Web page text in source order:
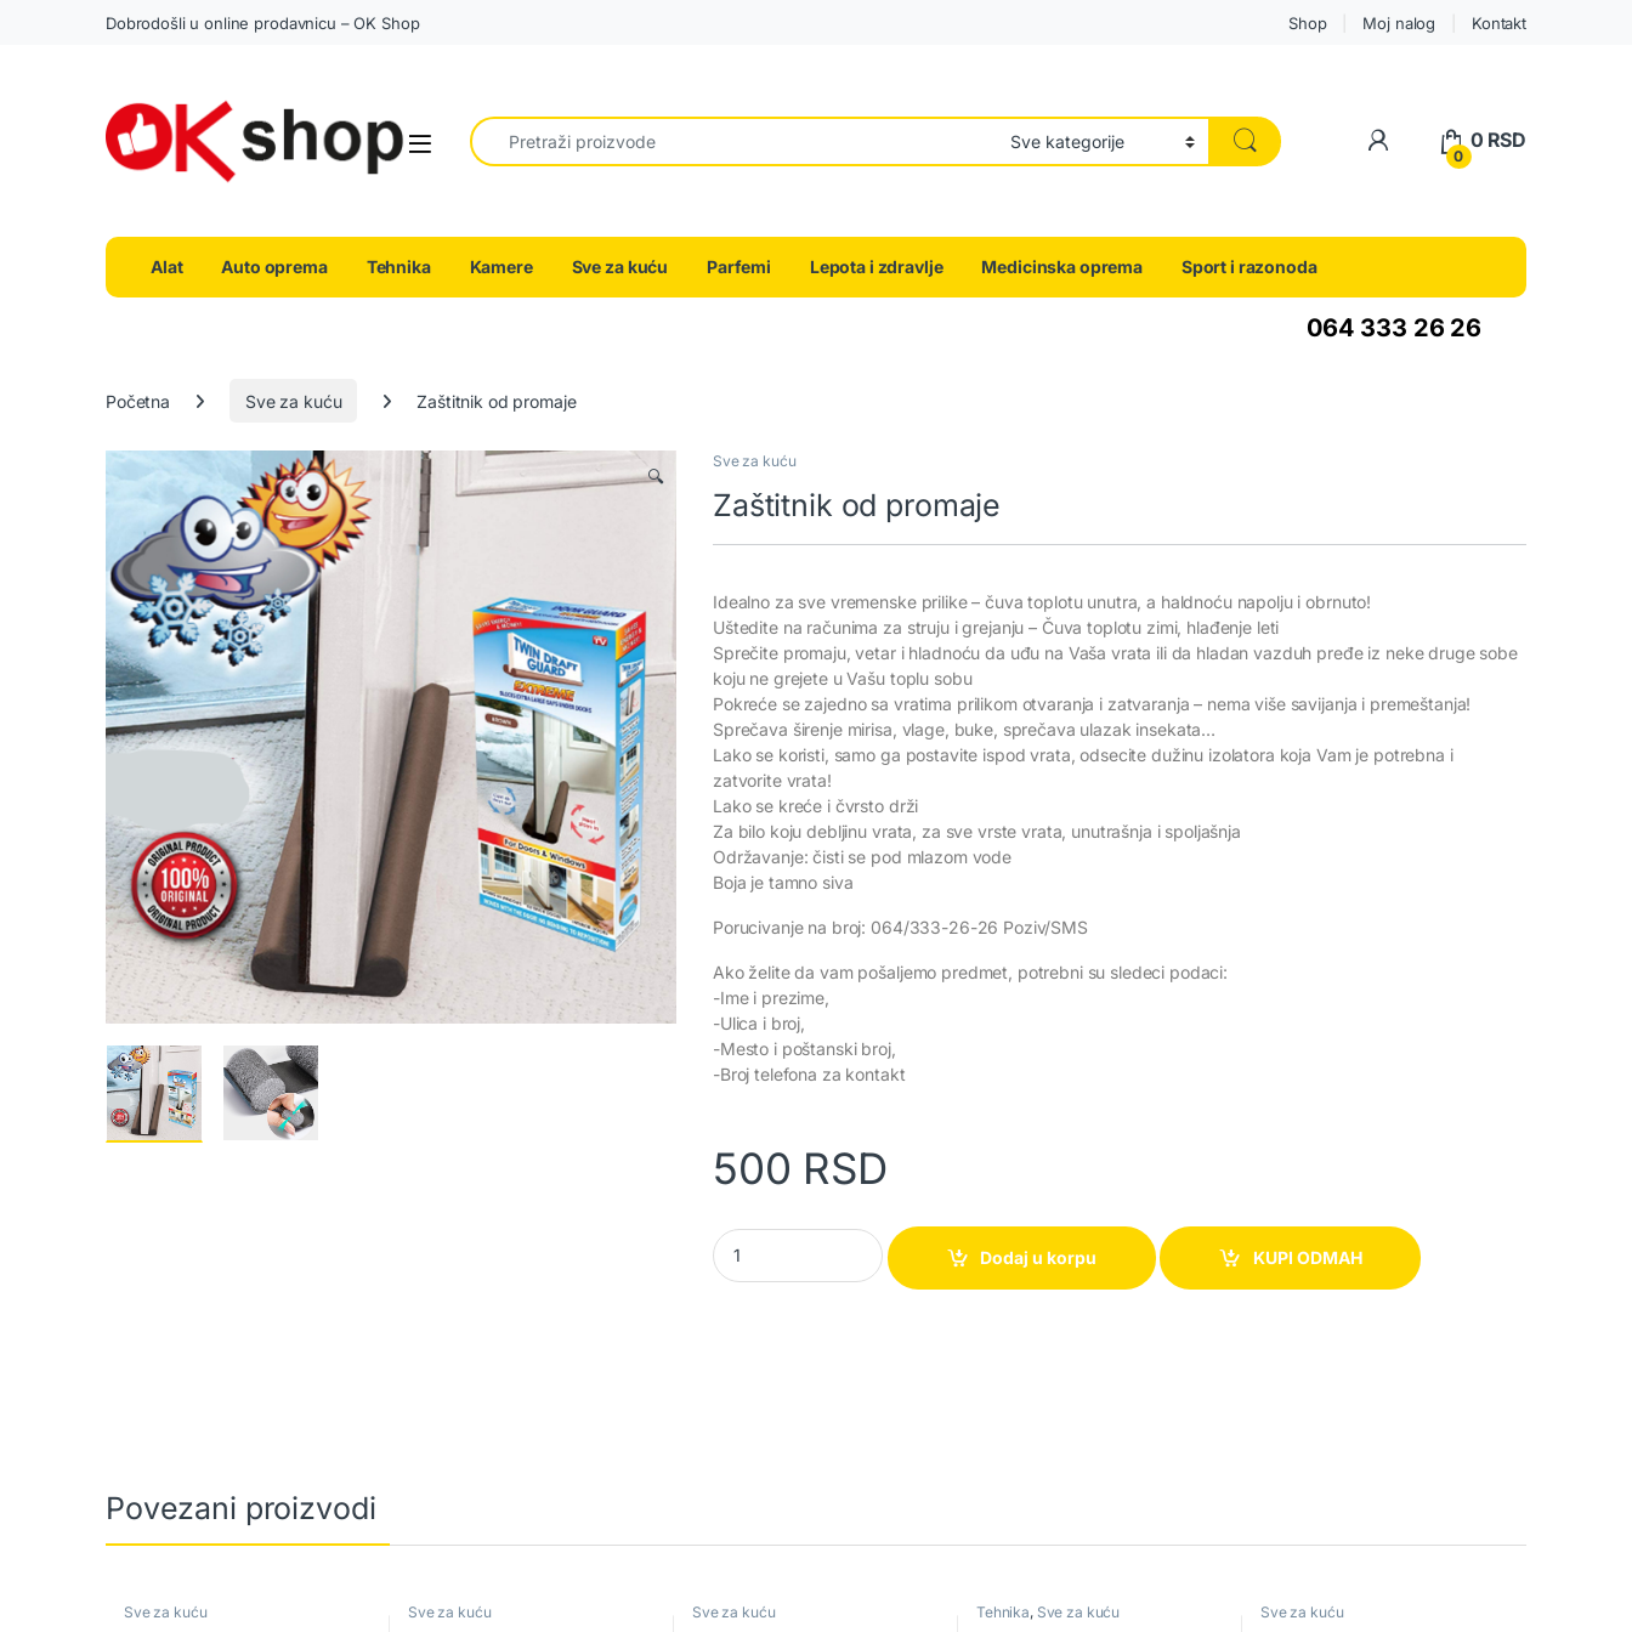
Dobrodošli u online prodavnicu – OK Shop Shop Moj nalog Kontakt
Search for:
0
0 RSD
Alat Auto oprema Tehnika Kamere Sve za kuću Parfemi Lepota i zdravlje Medicinska oprema Sport i razonoda
064 333 26 26
Početna Sve za kuću Zaštitnik od promaje
🔍
Sve za kuću
Zaštitnik od promaje
Idealno za sve vremenske prilike – čuva toplotu unutra, a haldnoću napolju i obrnuto!
Uštedite na računima za struju i grejanju – Čuva toplotu zimi, hlađenje leti
Sprečite promaju, vetar i hladnoću da uđu na Vaša vrata ili da hladan vazduh pređe iz neke druge sobe
koju ne grejete u Vašu toplu sobu
Pokreće se zajedno sa vratima prilikom otvaranja i zatvaranja – nema više savijanja i premeštanja!
Sprečava širenje mirisa, vlage, buke, sprečava ulazak insekata…
Lako se koristi, samo ga postavite ispod vrata, odsecite dužinu izolatora koja Vam je potrebna i
zatvorite vrata!
Lako se kreće i čvrsto drži
Za bilo koju debljinu vrata, za sve vrste vrata, unutrašnja i spoljašnja
Održavanje: čisti se pod mlazom vode
Boja je tamno siva
Porucivanje na broj: 064/333-26-26 Poziv/SMS
Ako želite da vam pošaljemo predmet, potrebni su sledeci podaci:
-Ime i prezime,
-Ulica i broj,
-Mesto i poštanski broj,
-Broj telefona za kontakt
500 RSD
Zaštitnik od promaje quantity
Dodaj u korpu
KUPI ODMAH
Povezani proizvodi
Sve za kuću Sve za kuću Sve za kuću Tehnika, Sve za kuću Sve za kuću